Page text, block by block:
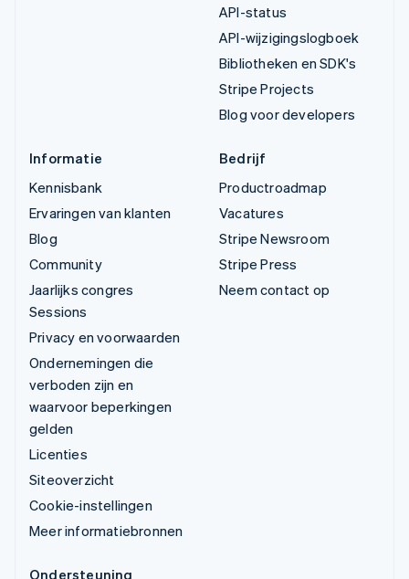
API-status
API-wijzigingslogboek
Bibliotheken en SDK's
Stripe Projects
Blog voor developers
Informatie
Kennisbank
Ervaringen van klanten
Blog
Community
Jaarlijks congres
Sessions
Privacy en voorwaarden
Ondernemingen die
verboden zijn en
waarvoor beperkingen
gelden
Licenties
Siteoverzicht
Cookie-instellingen
Meer informatiebronnen
Bedrijf
Productroadmap
Vacatures
Stripe Newsroom
Stripe Press
Neem contact op
Ondersteuning